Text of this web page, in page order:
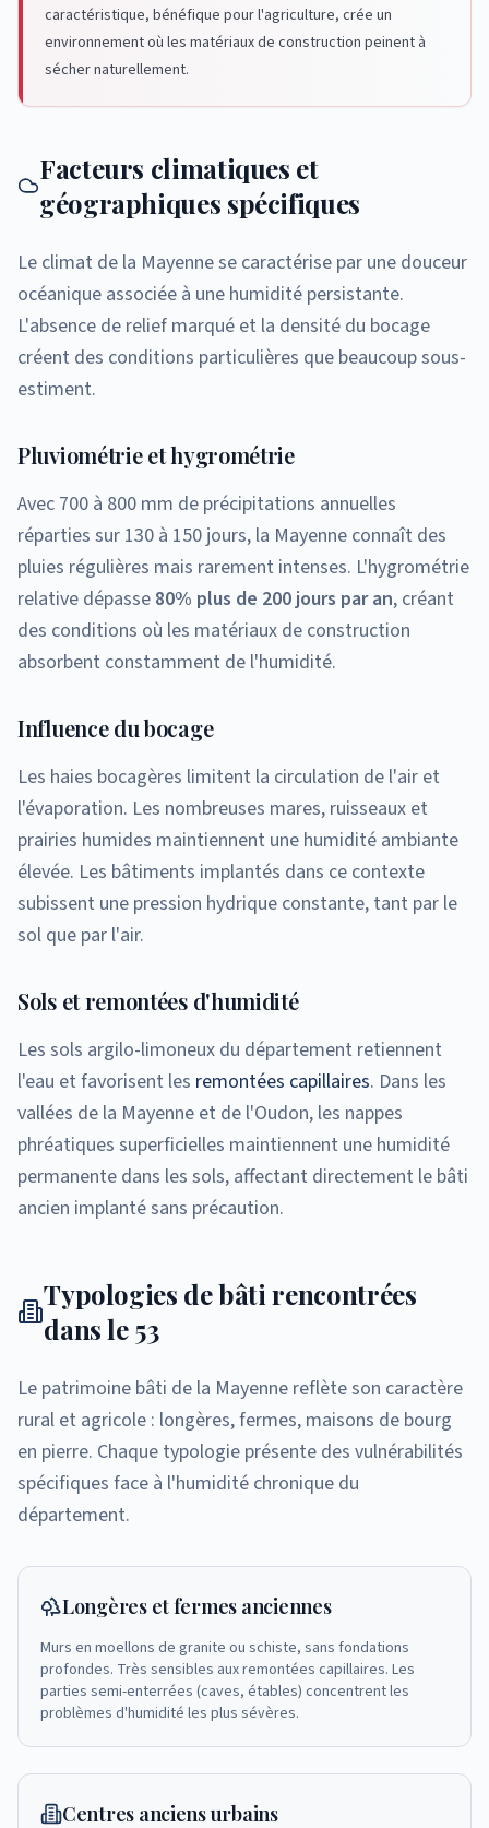
caractéristique, bénéfique pour l'agriculture, crée un
environnement où les matériaux de construction peinent à
sécher naturellement.
Facteurs climatiques et
géographiques spécifiques
Le climat de la Mayenne se caractérise par une douceur
océanique associée à une humidité persistante.
L'absence de relief marqué et la densité du bocage
créent des conditions particulières que beaucoup sous-
estiment.
Pluviométrie et hygrométrie
Avec 700 à 800 mm de précipitations annuelles
réparties sur 130 à 150 jours, la Mayenne connaît des
pluies régulières mais rarement intenses. L'hygrométrie
relative dépasse 80% plus de 200 jours par an, créant
des conditions où les matériaux de construction
absorbent constamment de l'humidité.
Influence du bocage
Les haies bocagères limitent la circulation de l'air et
l'évaporation. Les nombreuses mares, ruisseaux et
prairies humides maintiennent une humidité ambiante
élevée. Les bâtiments implantés dans ce contexte
subissent une pression hydrique constante, tant par le
sol que par l'air.
Sols et remontées d'humidité
Les sols argilo-limoneux du département retiennent
l'eau et favorisent les remontées capillaires. Dans les
vallées de la Mayenne et de l'Oudon, les nappes
phréatiques superficielles maintiennent une humidité
permanente dans les sols, affectant directement le bâti
ancien implanté sans précaution.
Typologies de bâti rencontrées
dans le 53
Le patrimoine bâti de la Mayenne reflète son caractère
rural et agricole : longères, fermes, maisons de bourg
en pierre. Chaque typologie présente des vulnérabilités
spécifiques face à l'humidité chronique du
département.
Longères et fermes anciennes
Murs en moellons de granite ou schiste, sans fondations
profondes. Très sensibles aux remontées capillaires. Les
parties semi-enterrées (caves, étables) concentrent les
problèmes d'humidité les plus sévères.
Centres anciens urbains